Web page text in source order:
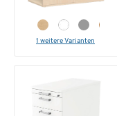
1 weitere Varianten